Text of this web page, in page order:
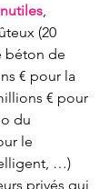
,
(20
béton de
€ pour la
€ pour
du
le
…)
privés qui